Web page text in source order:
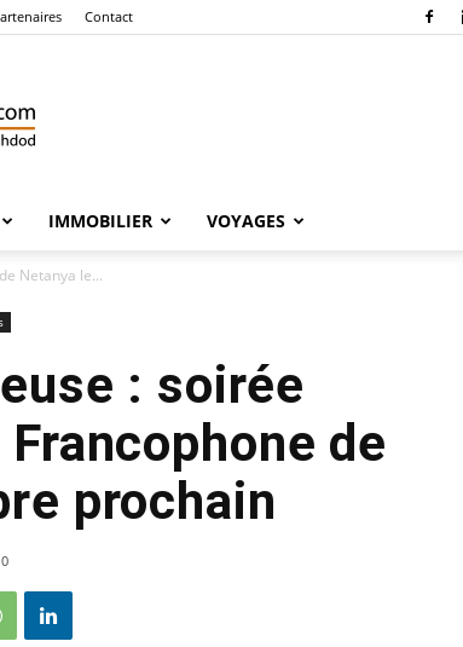
Contact
IMMOBILIER VOYAGES
Netanya le...
: soirée
de
prochain
0